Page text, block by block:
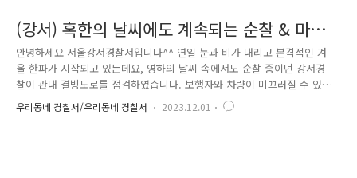
(강서) 혹한의 날씨에도 계속되는 순찰 & 마약
근절 캠페인 활동
안녕하세요 서울강서경찰서입니다^^ 연일 눈과 비가 내리고 본격적인 겨
울 한파가 시작되고 있는데요, 영하의 날씨 속에서도 순찰 중이던 강서경
찰이 관내 결빙도로를 점검하였습니다. 보행자와 차량이 미끄러질 수 있기
때문에 통제가 필요한 도로를 선제적으로 확인하기 위함인데요. 다행히 강
서구는 남부순환로 가장자리 구역 일부가 결빙된 것 외에는 도로상태가 모
우리동네 경찰서/우리동네 경찰서 2023.12.01